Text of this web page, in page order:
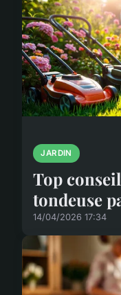
JARDIN
Top
tondeuse
14/04/2026 17:34